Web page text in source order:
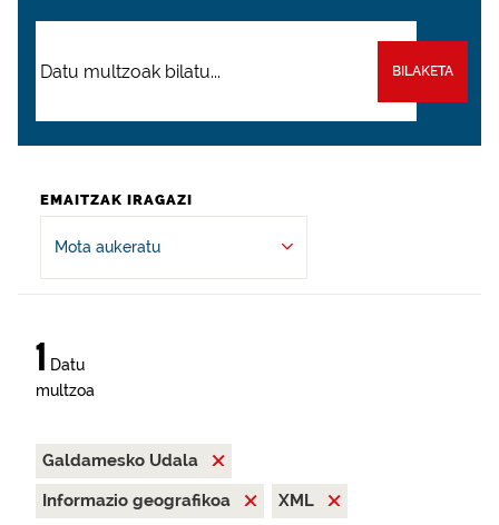
BILAKETA
EMAITZAK IRAGAZI
Mota aukeratu
1 Datu
multzoa
Galdamesko Udala
Informazio geografikoa
XML